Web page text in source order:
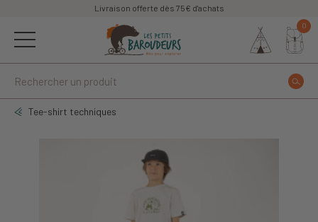
Livraison offerte dès 75€ d'achats
0
Tee-shirt techniques